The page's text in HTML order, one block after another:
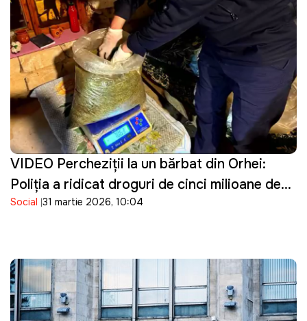
VIDEO Percheziţii la un bărbat din Orhei:
Poliţia a ridicat droguri de cinci milioane de
lei
Social 31 martie 2026, 10:04